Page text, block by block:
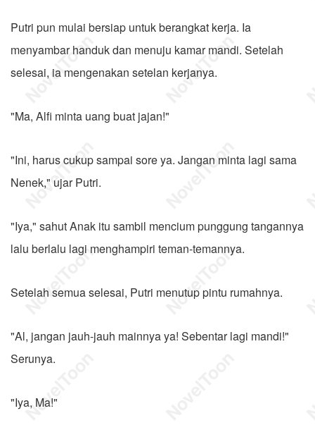
Putri pun mulai bersiap untuk berangkat kerja. Ia
menyambar handuk dan menuju kamar mandi. Setelah
selesai, ia mengenakan setelan kerjanya.
"Ma, Alfi minta uang buat jajan!"
"Ini, harus cukup sampai sore ya. Jangan minta lagi sama
Nenek," ujar Putri.
"Iya," sahut Anak itu sambil mencium punggung tangannya
lalu berlalu lagi menghampiri teman-temannya.
Setelah semua selesai, Putri menutup pintu rumahnya.
"Al, jangan jauh-jauh mainnya ya! Sebentar lagi mandi!"
Serunya.
"Iya, Ma!"